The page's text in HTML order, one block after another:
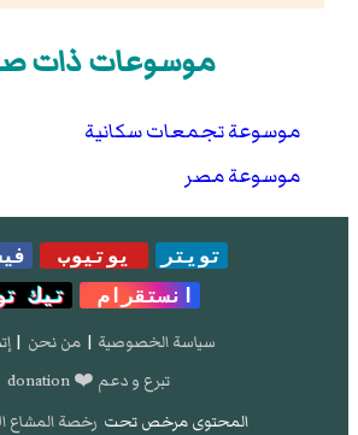
موسوعات ذات
موسوعة تجمعات سكانية
موسوعة مصر
تويتر يوتيوب
انستقرام
تيك
سياسة الخصوصية | من نحن |
تبرع و دعم ❤️ donation
المحتوى مرخص تحت رخصة المشاع